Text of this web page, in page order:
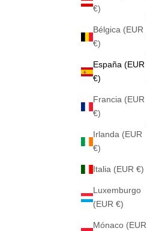
€)
Bélgica (EUR
€)
España (EUR
€)
Francia (EUR
€)
Irlanda (EUR
€)
Italia (EUR €)
Luxemburgo
(EUR €)
Mónaco (EUR